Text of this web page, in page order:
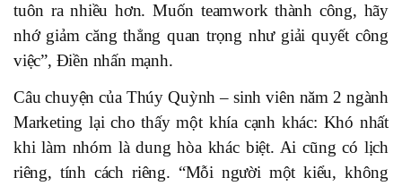
tuôn ra nhiều hơn. Muốn teamwork thành công, hãy
nhớ giảm căng thẳng quan trọng như giải quyết công
việc”, Điền nhấn mạnh.
Câu chuyện của Thúy Quỳnh – sinh viên năm 2 ngành
Marketing lại cho thấy một khía cạnh khác: Khó nhất
khi làm nhóm là dung hòa khác biệt. Ai cũng có lịch
riêng, tính cách riêng. “Mỗi người một kiểu, không